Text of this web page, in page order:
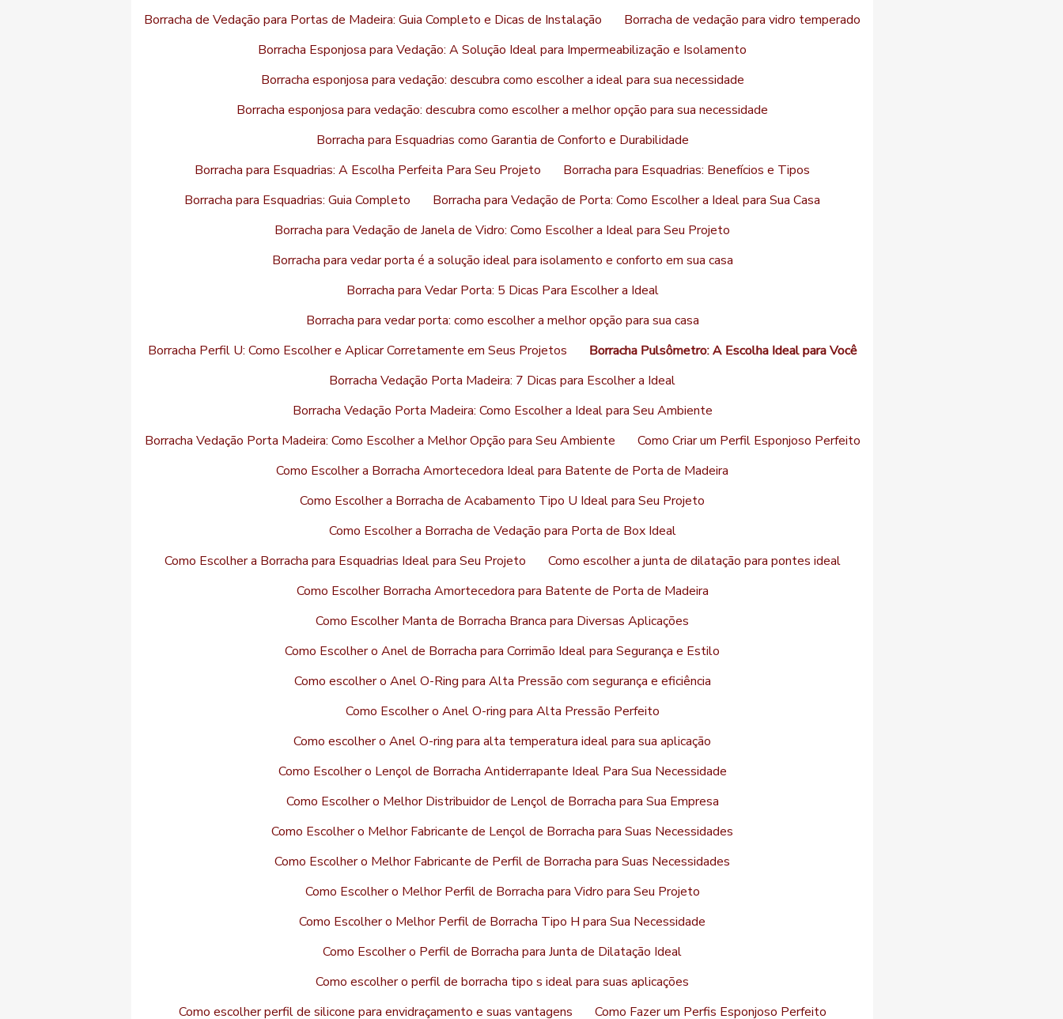
Borracha de Vedação para Portas de Madeira: Guia Completo e Dicas de Instalação
Borracha de vedação para vidro temperado
Borracha Esponjosa para Vedação: A Solução Ideal para Impermeabilização e Isolamento
Borracha esponjosa para vedação: descubra como escolher a ideal para sua necessidade
Borracha esponjosa para vedação: descubra como escolher a melhor opção para sua necessidade
Borracha para Esquadrias como Garantia de Conforto e Durabilidade
Borracha para Esquadrias: A Escolha Perfeita Para Seu Projeto
Borracha para Esquadrias: Benefícios e Tipos
Borracha para Esquadrias: Guia Completo
Borracha para Vedação de Porta: Como Escolher a Ideal para Sua Casa
Borracha para Vedação de Janela de Vidro: Como Escolher a Ideal para Seu Projeto
Borracha para vedar porta é a solução ideal para isolamento e conforto em sua casa
Borracha para Vedar Porta: 5 Dicas Para Escolher a Ideal
Borracha para vedar porta: como escolher a melhor opção para sua casa
Borracha Perfil U: Como Escolher e Aplicar Corretamente em Seus Projetos
Borracha Pulsômetro: A Escolha Ideal para Você
Borracha Vedação Porta Madeira: 7 Dicas para Escolher a Ideal
Borracha Vedação Porta Madeira: Como Escolher a Ideal para Seu Ambiente
Borracha Vedação Porta Madeira: Como Escolher a Melhor Opção para Seu Ambiente
Como Criar um Perfil Esponjoso Perfeito
Como Escolher a Borracha Amortecedora Ideal para Batente de Porta de Madeira
Como Escolher a Borracha de Acabamento Tipo U Ideal para Seu Projeto
Como Escolher a Borracha de Vedação para Porta de Box Ideal
Como Escolher a Borracha para Esquadrias Ideal para Seu Projeto
Como escolher a junta de dilatação para pontes ideal
Como Escolher Borracha Amortecedora para Batente de Porta de Madeira
Como Escolher Manta de Borracha Branca para Diversas Aplicações
Como Escolher o Anel de Borracha para Corrimão Ideal para Segurança e Estilo
Como escolher o Anel O-Ring para Alta Pressão com segurança e eficiência
Como Escolher o Anel O-ring para Alta Pressão Perfeito
Como escolher o Anel O-ring para alta temperatura ideal para sua aplicação
Como Escolher o Lençol de Borracha Antiderrapante Ideal Para Sua Necessidade
Como Escolher o Melhor Distribuidor de Lençol de Borracha para Sua Empresa
Como Escolher o Melhor Fabricante de Lençol de Borracha para Suas Necessidades
Como Escolher o Melhor Fabricante de Perfil de Borracha para Suas Necessidades
Como Escolher o Melhor Perfil de Borracha para Vidro para Seu Projeto
Como Escolher o Melhor Perfil de Borracha Tipo H para Sua Necessidade
Como Escolher o Perfil de Borracha para Junta de Dilatação Ideal
Como escolher o perfil de borracha tipo s ideal para suas aplicações
Como escolher perfil de silicone para envidraçamento e suas vantagens
Como Fazer um Perfis Esponjoso Perfeito